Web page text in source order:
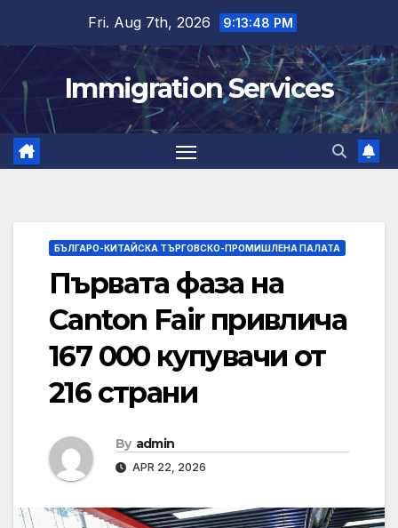
content
Fri. Aug 7th, 2026 9:13:49 PM
Immigration Services
БЪЛГАРО-КИТАЙСКА ТЪРГОВСКО-ПРОМИШЛЕНА ПАЛАТА
Първата фаза на
Canton Fair привлича
167 000 купувачи от
216 страни
By admin
APR 22, 2026